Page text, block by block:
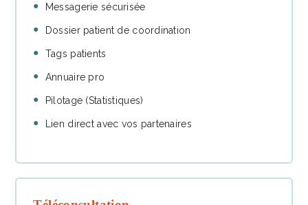
Messagerie sécurisée
Dossier patient de coordination
Tags patients
Annuaire pro
Pilotage (Statistiques)
Lien direct avec vos partenaires